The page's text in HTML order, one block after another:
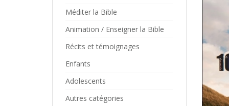
Méditer la Bible
Animation / Enseigner la Bible
Récits et témoignages
Enfants
Adolescents
Autres catégories